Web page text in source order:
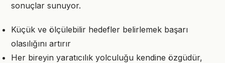
sonuçlar sunuyor.
Küçük ve ölçülebilir hedefler belirlemek başarı
olasılığını artırır
Her bireyin yaratıcılık yolculuğu kendine özgüdür,